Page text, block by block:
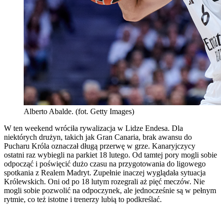
Alberto Abalde. (fot. Getty Images)
W ten weekend wróciła rywalizacja w Lidze Endesa. Dla
niektórych drużyn, takich jak Gran Canaria, brak awansu do
Pucharu Króla oznaczał długą przerwę w grze. Kanaryjczycy
ostatni raz wybiegli na parkiet 18 lutego. Od tamtej pory mogli sobie
odpocząć i poświęcić dużo czasu na przygotowania do ligowego
spotkania z Realem Madryt. Zupełnie inaczej wyglądała sytuacja
Królewskich. Oni od po 18 lutym rozegrali aż pięć meczów. Nie
mogli sobie pozwolić na odpoczynek, ale jednocześnie są w pełnym
rytmie, co też istotne i trenerzy lubią to podkreślać.